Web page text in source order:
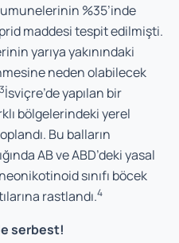
%35’inde
maddesi tespit edilmişti.
yarıya yakınındaki
neden olabilecek
3İsviçre’de yapılan bir
bölgelerindeki yerel
Bu balların
AB ve ABD’deki yasal
sınıfı böcek
rastlandı.4
serbest!